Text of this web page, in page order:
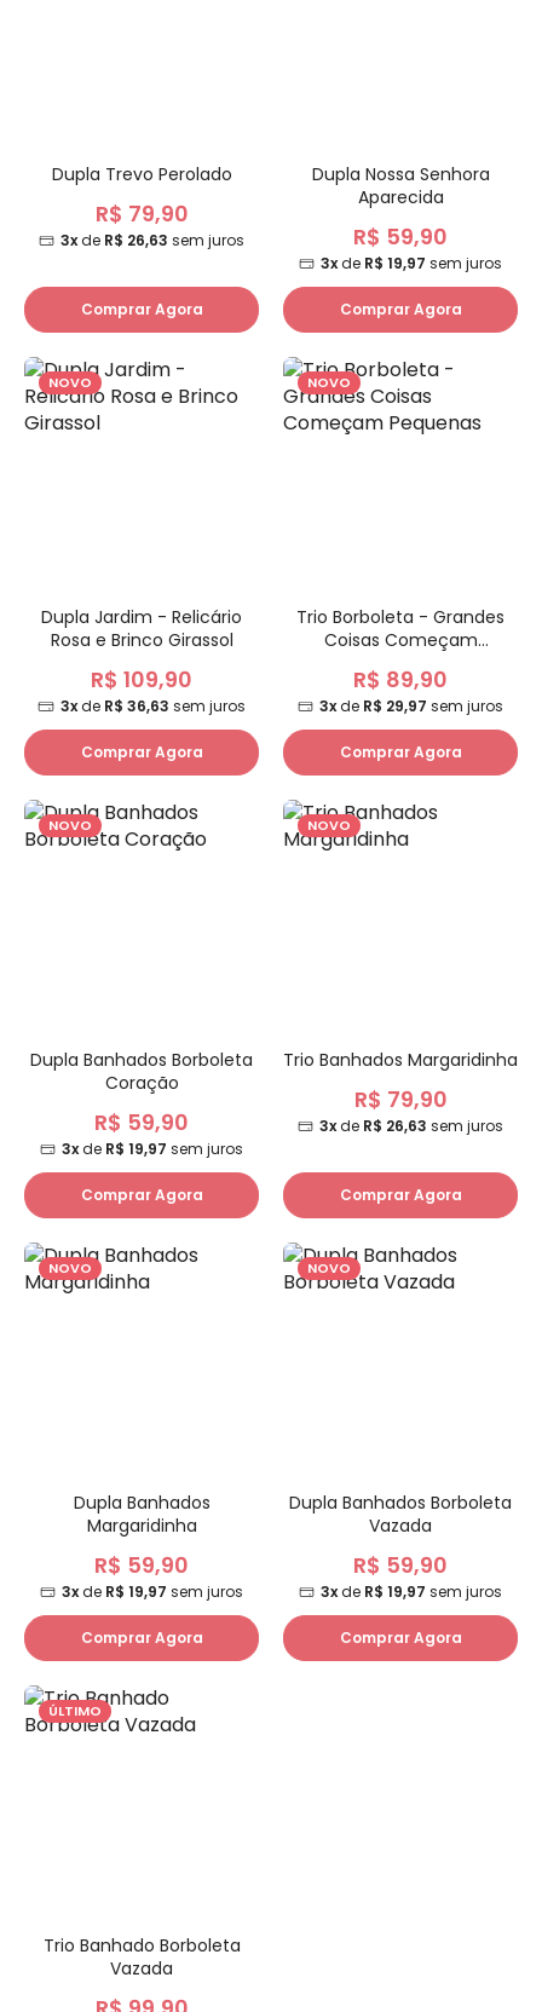
Dupla Trevo Perolado
R$ 79,90
3xde R$ 26,63 sem juros
Comprar Agora
Dupla Nossa Senhora
Aparecida
R$ 59,90
3xde R$ 19,97 sem juros
Comprar Agora
NOVO
Dupla Jardim - Relicário
Rosa e Brinco Girassol
R$ 109,90
3xde R$ 36,63 sem juros
Comprar Agora
NOVO
Trio Borboleta - Grandes
Coisas Começam
R$ 89,90
3xde R$ 29,97 sem juros
Comprar Agora
NOVO
Dupla Banhados Borboleta
Coração
R$ 59,90
3xde R$ 19,97 sem juros
Comprar Agora
NOVO
Trio Banhados Margaridinha
R$ 79,90
3xde R$ 26,63 sem juros
Comprar Agora
NOVO
Dupla Banhados
Margaridinha
R$ 59,90
3xde R$ 19,97 sem juros
Comprar Agora
NOVO
Dupla Banhados Borboleta
Vazada
R$ 59,90
3xde R$ 19,97 sem juros
Comprar Agora
ÚLTIMO
Trio Banhado Borboleta
Vazada